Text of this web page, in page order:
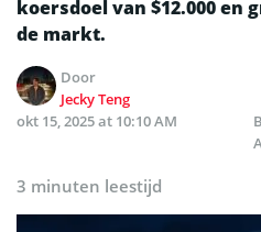
koersdoel van $12.000
de markt.
Door
Jecky Teng
okt 15, 2025 at 10:10 AM
3 minuten leestijd